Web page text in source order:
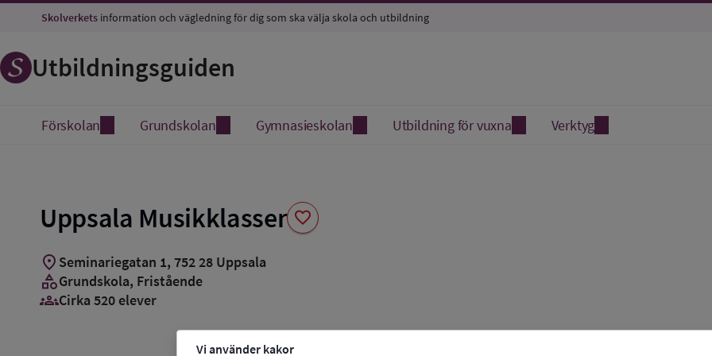
Vi använder kakor
Skolverkets information och vägledning för dig som ska välja skola och utbildning
Utbildningsguiden
Förskolan Grundskolan Gymnasieskolan Utbildning för vuxna Verktyg
Uppsala Musikklasser favorite
Spara
location_on Seminariegatan 1, 75228 Uppsala
categoryGrundskola, Fristående
groups_3Cirka 520 elever